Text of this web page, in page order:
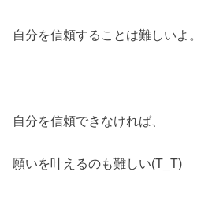
自分を信頼することは難しいよ。
自分を信頼できなければ、
願いを叶えるのも難しい(T_T)